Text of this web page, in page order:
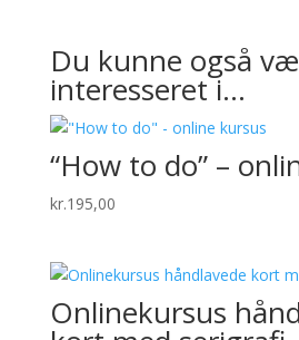
Du kunne også
interesseret i…
“How to do” –
kr.195,00
Onlinekursus